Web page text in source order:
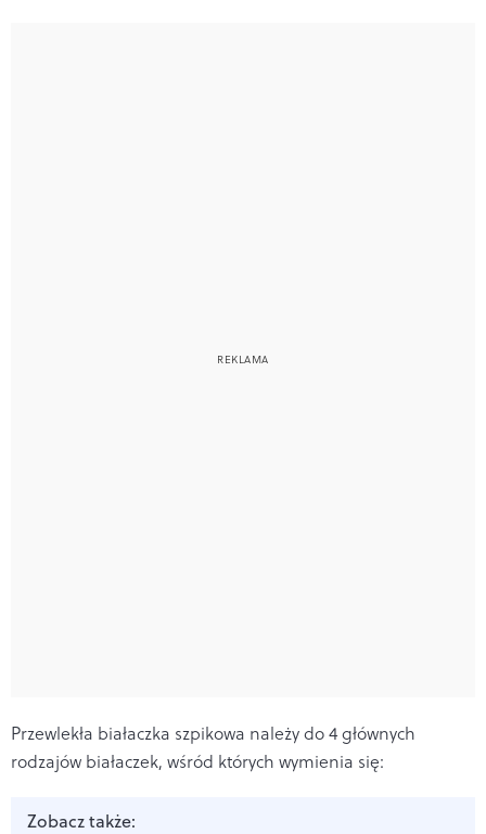
Przewlekła białaczka szpikowa należy do 4 głównych
rodzajów białaczek, wśród których wymienia się:
Zobacz także: